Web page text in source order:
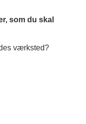
som du skal